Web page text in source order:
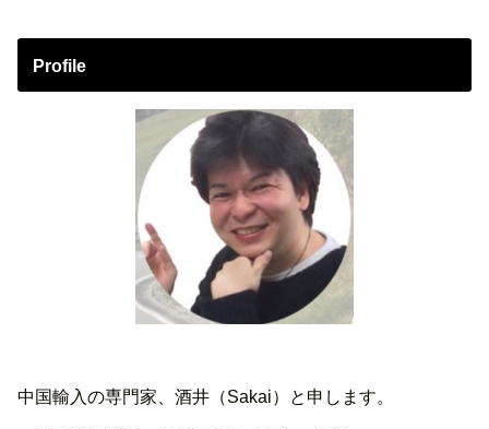
Profile
中国輸入の専門家、酒井（Sakai）と申します。